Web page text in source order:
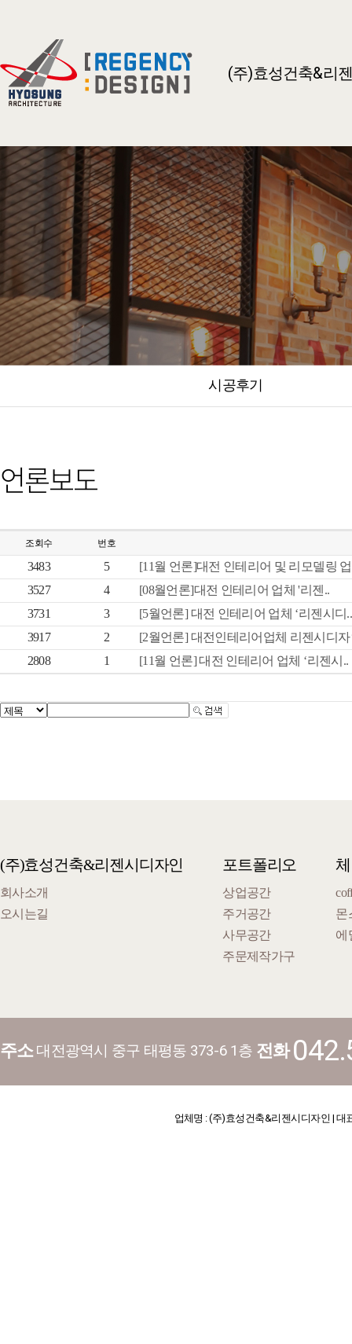
(주)효성건축&리
시공후기
언론보도
조회수 번호
3483 5
[11월 언론]대전 인테리어 및 리모델링
3527
4
[08월언론]대전 인테리어 업체 '리젠..
3731
3
[5월언론] 대전 인테리어 업체 ‘리젠시디..
3917
2
[2월언론] 대전인테리어업체 리젠시디자
2808
1 [11월 언론] 대전 인테리어 업체 ‘리젠시..
(주)효성건축&리젠시디자인
회사소개
오시는길
포트폴리오
상업공간
주거공간
사무공간
주문제작가구
몬
에
주소대전광역시 중구 태평동 373-6 1층 전화
업체명 : (주)효성건축&리젠시디자인 | 대